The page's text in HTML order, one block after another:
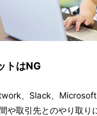
トはNG
、Slack、
や取引先とのやり取